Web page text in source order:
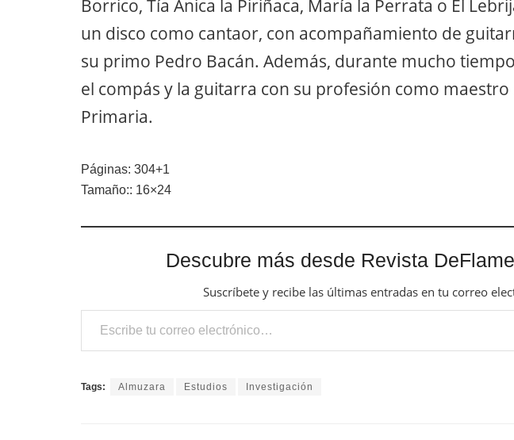
Borrico, Tía Anica la Piriñaca, María la Perrata o El
un disco como cantaor, con acompañamiento de
su primo Pedro Bacán. Además, durante mucho
el compás y la guitarra con su profesión como maestro
Primaria.
Páginas: 304+1
Tamaño:: 16×24
Descubre más desde Revista
Suscríbete y recibe las últimas entradas en tu correo
Escribe tu correo electrónico…
Tags: Almuzara Estudios Investigación